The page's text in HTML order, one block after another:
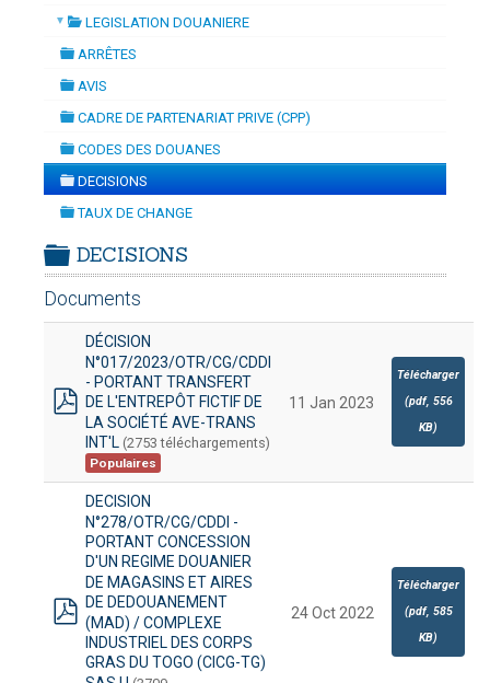
CADASTRE &
ACTUALITES
DOCUMENTATION
mardi, 14 juillet 2026 10:30 juillet 2026 17:30
▼ LEGISLATION DOUANIERE
ARRÊTES
AVIS
CADRE DE PARTENARIAT PRIVE (CPP)
folder
CODES DES DOUANES
folder
DECISIONS
TAUX DE CHANGE
folder
DECISIONS
Documents
pdf
DÉCISION
N°017/2023/OTR/CG/CDDI
- PORTANT TRANSFERT
DE L'ENTREPÔT FICTIF DE
LA SOCIÉTÉ AVE-TRANS
INT'L (2753 téléchargements)
Populaires
11 Jan 2023
Télécharger
(pdf, 556
KB)
pdf
DECISION
N°278/OTR/CG/CDDI -
PORTANT CONCESSION
D'UN REGIME DOUANIER
DE MAGASINS ET AIRES
DE DEDOUANEMENT
(MAD) / COMPLEXE
INDUSTRIEL DES CORPS
GRAS DU TOGO (CICG-TG)
24 Oct 2022
Télécharger
(pdf, 585
KB)